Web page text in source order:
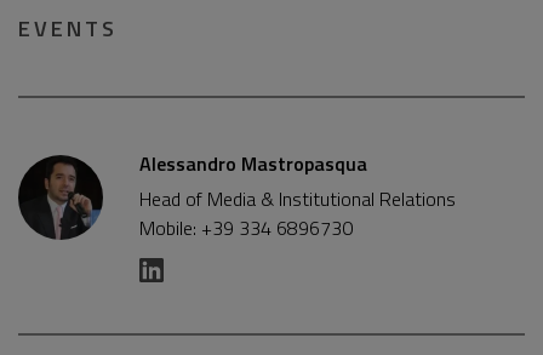
EVENTS
Alessandro Mastropasqua
Head of Media & Institutional Relations
Mobile: +39 334 6896730